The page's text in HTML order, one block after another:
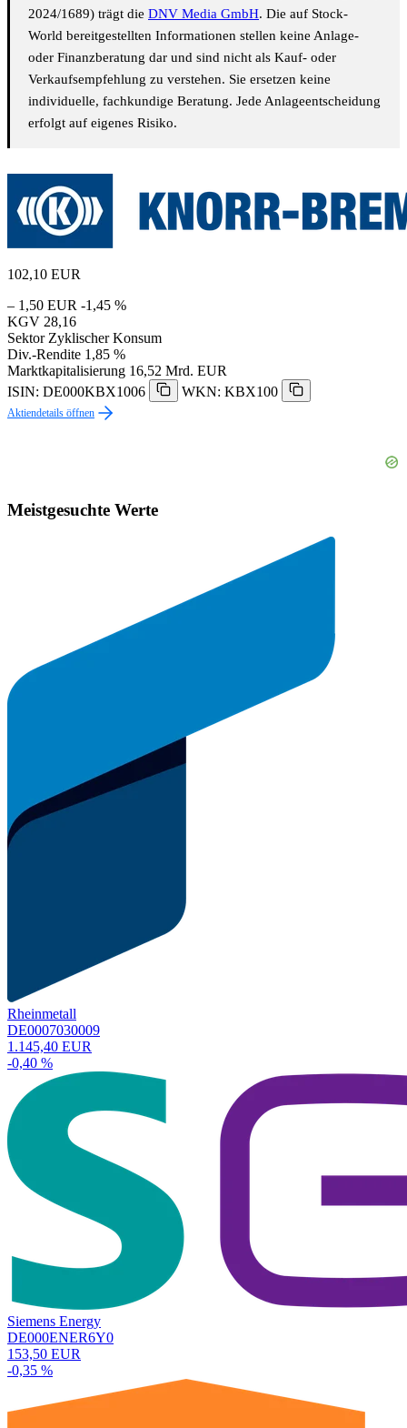
2024/1689) trägt die DNV Media GmbH. Die auf Stock-
World bereitgestellten Informationen stellen keine Anlage-
oder Finanzberatung dar und sind nicht als Kauf- oder
Verkaufsempfehlung zu verstehen. Sie ersetzen keine
individuelle, fachkundige Beratung. Jede Anlageentscheidung
erfolgt auf eigenes Risiko.
102,10 EUR
– 1,50 EUR -1,45 %
KGV 28,16
Sektor Zyklischer Konsum
Div.-Rendite 1,85 %
Marktkapitalisierung 16,52 Mrd. EUR
ISIN: DE000KBX1006
WKN: KBX100
Aktiendetails öffnen
Meistgesuchte Werte
Rheinmetall
DE0007030009
1.145,40 EUR
-0,40 %
Siemens Energy
DE000ENER6Y0
153,50 EUR
-0,35 %